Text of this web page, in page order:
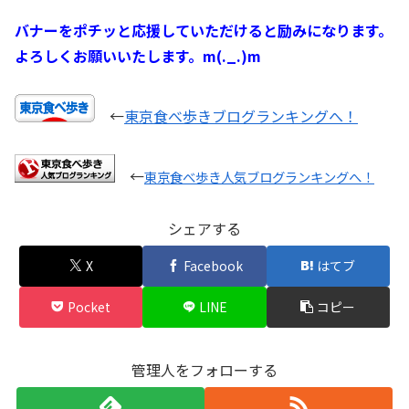
バナーをポチッと応援していただけると励みになります。
よろしくお願いいたします。m(._.)m
←東京食べ歩きブログランキングへ！
←東京食べ歩き人気ブログランキングへ！
シェアする
X Facebook はてブ
Pocket LINE コピー
管理人をフォローする